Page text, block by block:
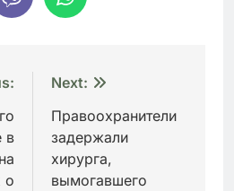
в
о
Next:
Правоохранители
задержали
хирурга,
вымогавшего